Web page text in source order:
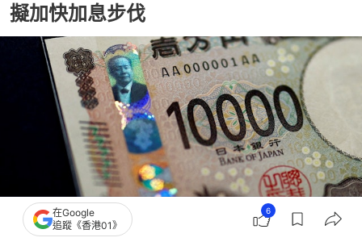
擬加快加息步伐
在Google
追蹤《香港01》
6